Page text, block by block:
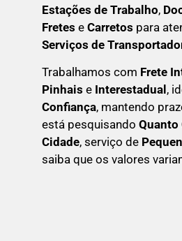
Estações de Trabalho,
Fretes e Carretos para
Serviços de
Trabalhamos com Frete
Pinhais e Interestadual,
Confiança, mantendo
está pesquisando Quanto
Cidade, serviço de
saiba que os valores